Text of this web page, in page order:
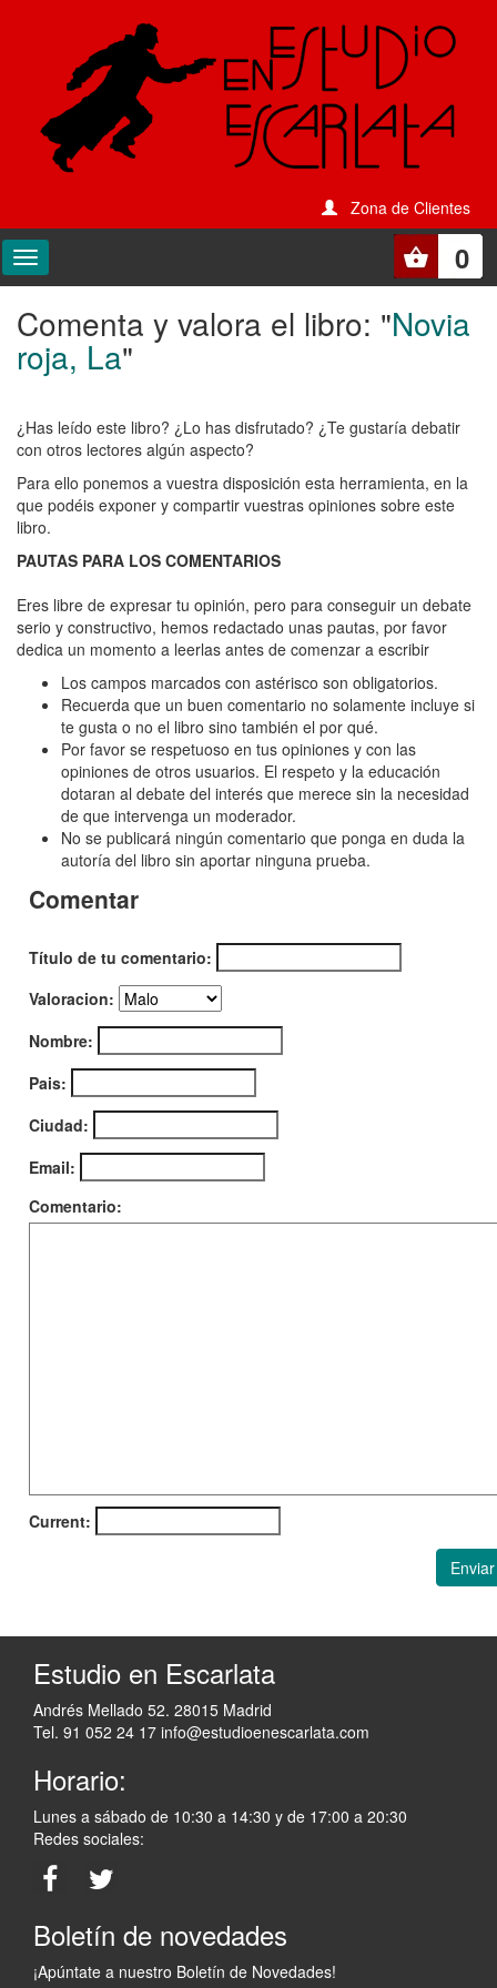
Zona de Clientes
0
Comenta
y
valora
el
libro:
Novia
roja,
La
Comenta y valora el libro: "Novia
roja, La"
¿Has leído este libro? ¿Lo has disfrutado? ¿Te gustaría debatir
con otros lectores algún aspecto?
Para ello ponemos a vuestra disposición esta herramienta, en la
que podéis exponer y compartir vuestras opiniones sobre este
libro.
PAUTAS PARA LOS COMENTARIOS
Eres libre de expresar tu opinión, pero para conseguir un debate
serio y constructivo, hemos redactado unas pautas, por favor
dedica un momento a leerlas antes de comenzar a escribir
Los campos marcados con astérisco son obligatorios.
Recuerda que un buen comentario no solamente incluye si
te gusta o no el libro sino también el por qué.
Por favor se respetuoso en tus opiniones y con las
opiniones de otros usuarios. El respeto y la educación
dotaran al debate del interés que merece sin la necesidad
de que intervenga un moderador.
No se publicará ningún comentario que ponga en duda la
autoría del libro sin aportar ninguna prueba.
Comentar
Título de tu comentario:
Valoracion:
Nombre:
Pais:
Ciudad:
Email:
Comentario:
Current:
Enviar
Estudio en Escarlata
Andrés Mellado 52. 28015 Madrid
Tel. 91 052 24 17 info@estudioenescarlata.com
Horario:
Lunes a sábado de 10:30 a 14:30 y de 17:00 a 20:30
Redes sociales:
Boletín de novedades
¡Apúntate a nuestro Boletín de Novedades!